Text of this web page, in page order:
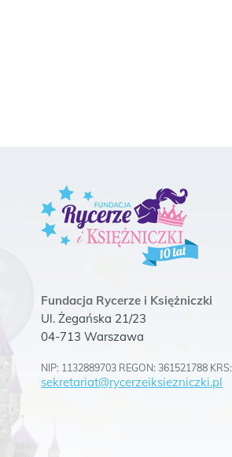
Fundacja Rycerze i Księżniczki
Ul. Żegańska 21/23
04-713 Warszawa
NIP: 1132889703 REGON: 361521788 KRS:
sekretariat@rycerzeiksiezniczki.pl